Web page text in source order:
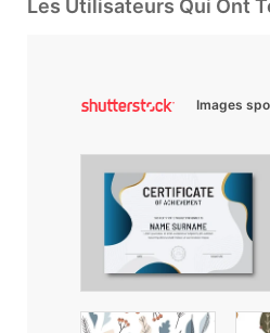
Les Utilisateurs Qui Ont
Images